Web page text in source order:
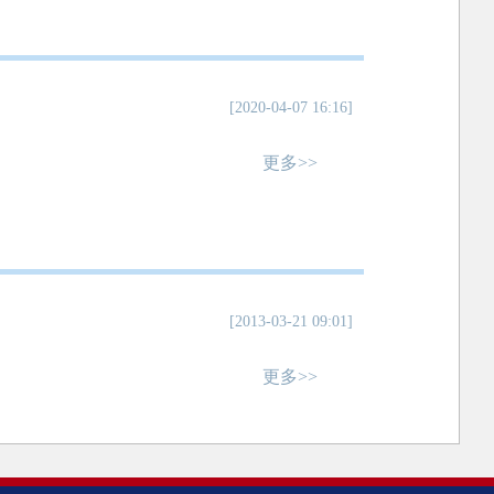
[2020-04-07 16:16]
更多>>
[2013-03-21 09:01]
更多>>